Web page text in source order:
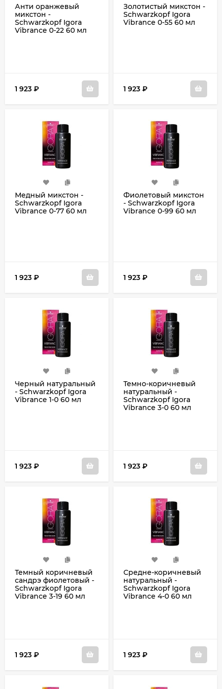
Анти оранжевый
микстон -
Schwarzkopf Igora
Vibrance 0-22 60 мл
1 923 ₽
Золотистый микстон -
Schwarzkopf Igora
Vibrance 0-55 60 мл
1 923 ₽
Медный микстон -
Schwarzkopf Igora
Vibrance 0-77 60 мл
1 923 ₽
Фиолетовый микстон
- Schwarzkopf Igora
Vibrance 0-99 60 мл
1 923 ₽
Черный натуральный
- Schwarzkopf Igora
Vibrance 1-0 60 мл
1 923 ₽
Темно-коричневый
натуральный -
Schwarzkopf Igora
Vibrance 3-0 60 мл
1 923 ₽
Темный коричневый
сандрэ фиолетовый -
Schwarzkopf Igora
Vibrance 3-19 60 мл
1 923 ₽
Средне-коричневый
натуральный -
Schwarzkopf Igora
Vibrance 4-0 60 мл
1 923 ₽